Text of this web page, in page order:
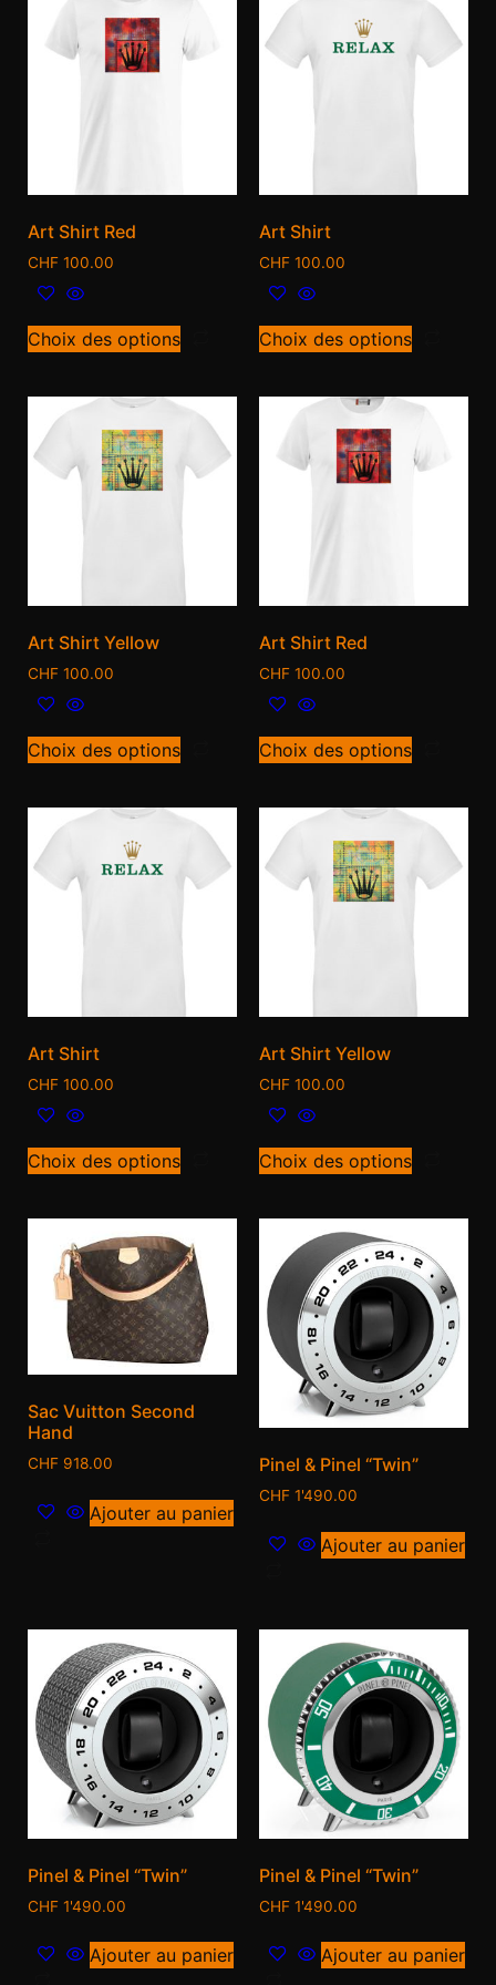
Art Shirt Red
CHF 100.00
Choix des options
Art Shirt
CHF 100.00
Choix des options
Art Shirt Yellow
CHF 100.00
Choix des options
Art Shirt Red
CHF 100.00
Choix des options
Art Shirt
CHF 100.00
Choix des options
Art Shirt Yellow
CHF 100.00
Choix des options
Sac Vuitton Second
Hand
CHF 918.00
Ajouter au panier
Pinel & Pinel “Twin”
CHF 1'490.00
Ajouter au panier
Pinel & Pinel “Twin”
CHF 1'490.00
Ajouter au panier
Pinel & Pinel “Twin”
CHF 1'490.00
Ajouter au panier